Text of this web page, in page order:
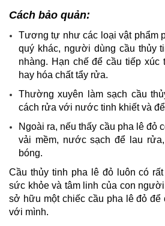
Cách bảo quản:
Tương tự như các loại vật phẩm
quý khác, người dùng cầu thủy
nhàng. Hạn chế để cầu tiếp
hay hóa chất tẩy rửa.
Thường xuyên làm sạch cầu
cách rửa với nước tinh khiết và
Ngoài ra, nếu thấy cầu pha lê đỏ
vải mềm, nước sạch để lau
bóng.
Cầu thủy tinh pha lê đỏ luôn có
sức khỏe và tâm linh của con
sở hữu một chiếc cầu pha lê đỏ để
với mình.